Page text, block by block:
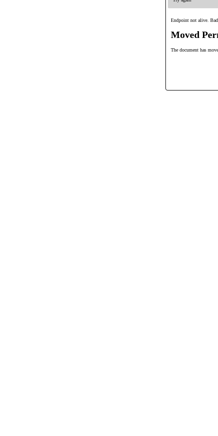
Endpoint not alive.
Moved
The document has